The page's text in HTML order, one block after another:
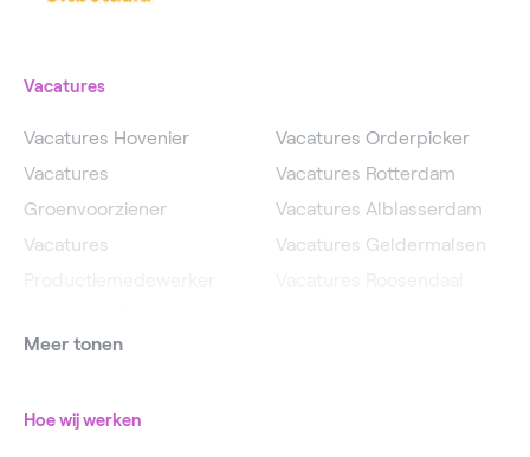
Vacatures
Vacatures Hovenier
Vacatures
Groenvoorziener
Vacatures
Vacatures
Vacatures Orderpicker
Vacatures Rotterdam
Vacatures Alblasserdam
Vacatures Geldermalsen
Meer tonen
Hoe wij werken